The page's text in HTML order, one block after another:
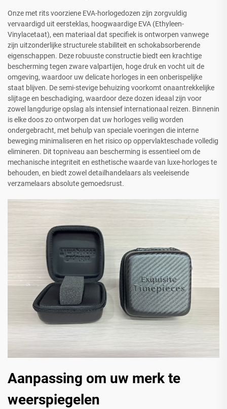
Onze met rits voorziene EVA-horlogedozen zijn zorgvuldig
vervaardigd uit eersteklas, hoogwaardige EVA (Ethyleen-
Vinylacetaat), een materiaal dat specifiek is ontworpen vanwege
zijn uitzonderlijke structurele stabiliteit en schokabsorberende
eigenschappen. Deze robuuste constructie biedt een krachtige
bescherming tegen zware valpartijen, hoge druk en vocht uit de
omgeving, waardoor uw delicate horloges in een onberispelijke
staat blijven. De semi-stevige behuizing voorkomt onaantrekkelijke
slijtage en beschadiging, waardoor deze dozen ideaal zijn voor
zowel langdurige opslag als intensief internationaal reizen. Binnenin
is elke doos zo ontworpen dat uw horloges veilig worden
ondergebracht, met behulp van speciale voeringen die interne
beweging minimaliseren en het risico op oppervlakteschade volledig
elimineren. Dit topniveau aan bescherming is essentieel om de
mechanische integriteit en esthetische waarde van luxe-horloges te
behouden, en biedt zowel detailhandelaars als veeleisende
verzamelaars absolute gemoedsrust.
Aanpassing om uw merk te
weerspiegelen